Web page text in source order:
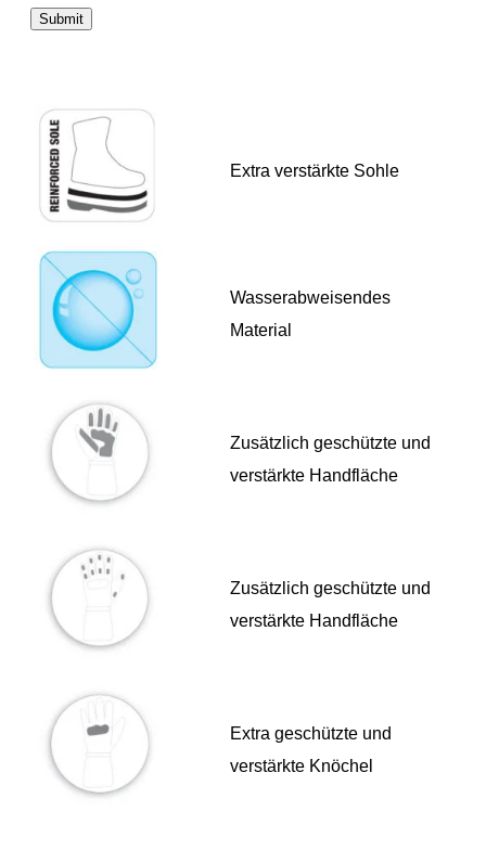
Extra verstärkte Sohle
Wasserabweisendes
Material
Zusätzlich geschützte und
verstärkte Handfläche
Zusätzlich geschützte und
verstärkte Handfläche
Extra geschützte und
verstärkte Knöchel